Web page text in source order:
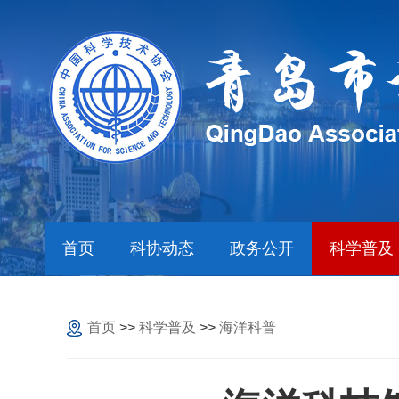
首页 科协动态 政务公开 科学普及
首页 >> 科学普及 >> 海洋科普